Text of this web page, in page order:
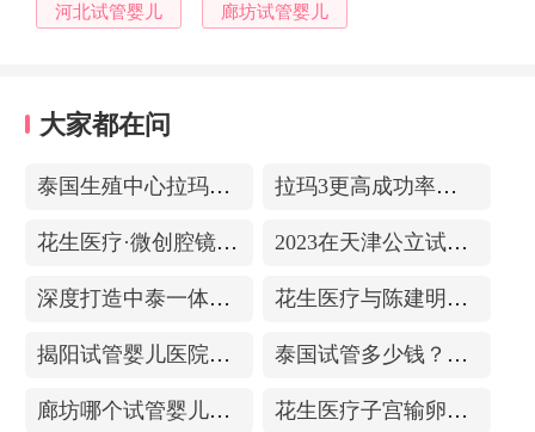
河北试管婴儿 廊坊试管婴儿
大家都在问
泰国生殖中心拉玛3-更高成功率的保障-治愈系的医院环境 拉玛3更高成功率的保障——泰国超强实验室
花生医疗·微创腔镜中心 2023在天津公立试管医院排名，附带费用明细
深度打造中泰一体化医疗体系！花生医疗中国专家团赴泰考察交流 花生医疗与陈建明教授达成战略合作，共促精准保胎事业发展
揭阳试管婴儿医院排名，附带试管成功率 泰国试管多少钱？收费包含什么项目？不成功能退款？
廊坊哪个试管婴儿医院可以包成功？内附试管费用! 花生医疗子宫输卵管造影中心